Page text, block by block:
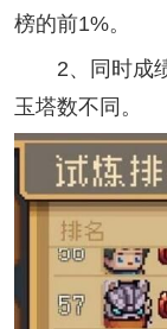
榜的前1%。
2、同时成绩
玉塔数不同。